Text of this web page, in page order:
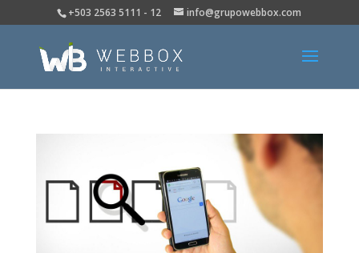
+503 2563 5111 - 12 info@grupowebbox.com